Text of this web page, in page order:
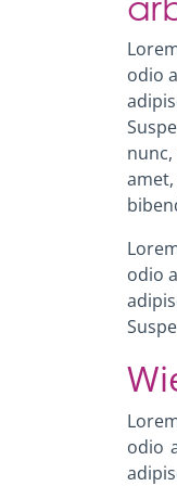
odio
odio
odio